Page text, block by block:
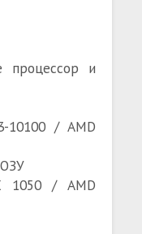
процессор и
10100 / AMD
1050 / AMD